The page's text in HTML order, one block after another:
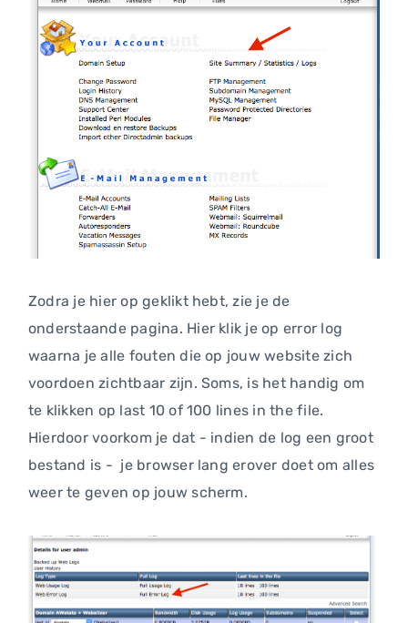
Zodra je hier op geklikt hebt, zie je de
onderstaande pagina. Hier klik je op error log
waarna je alle fouten die op jouw website zich
voordoen zichtbaar zijn. Soms, is het handig om
te klikken op last 10 of 100 lines in the file.
Hierdoor voorkom je dat - indien de log een groot
bestand is - je browser lang erover doet om alles
weer te geven op jouw scherm.